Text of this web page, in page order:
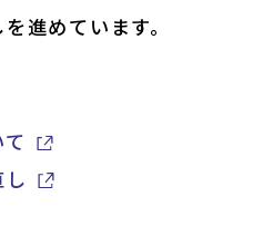
進めています。